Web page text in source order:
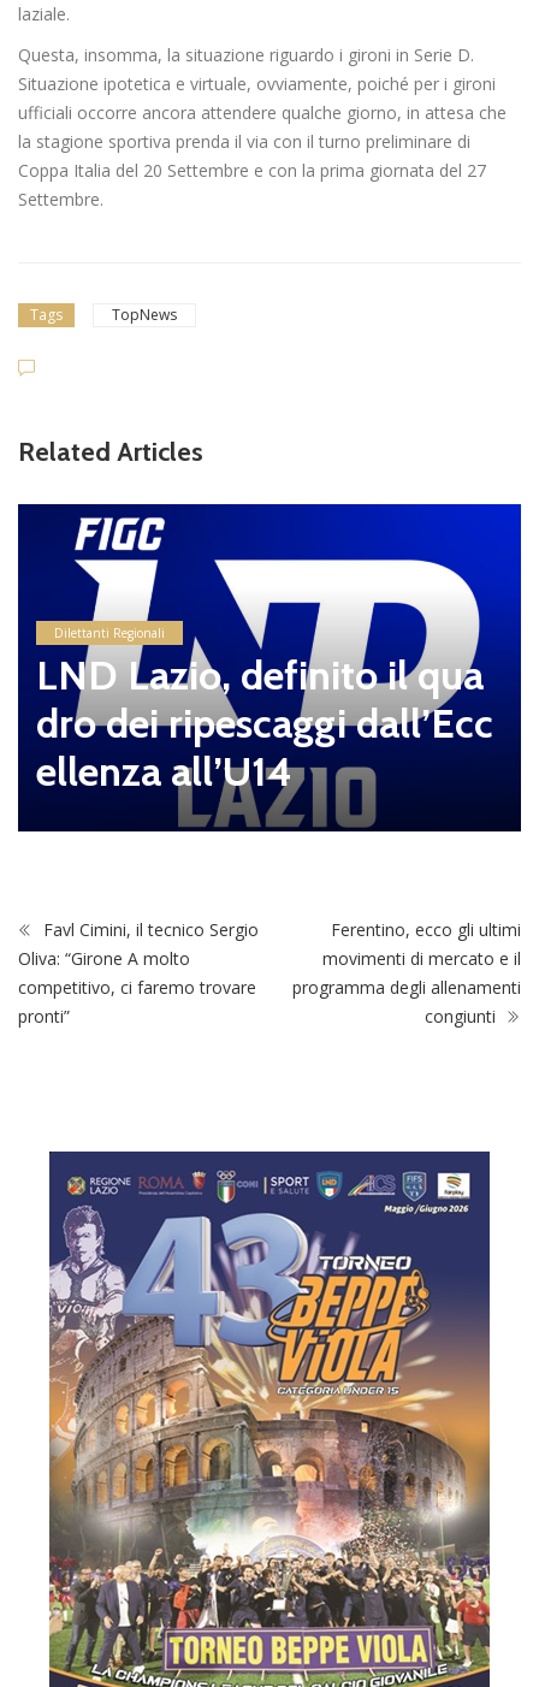
laziale.
Questa, insomma, la situazione riguardo i gironi in Serie D.
Situazione ipotetica e virtuale, ovviamente, poiché per i gironi
ufficiali occorre ancora attendere qualche giorno, in attesa che
la stagione sportiva prenda il via con il turno preliminare di
Coppa Italia del 20 Settembre e con la prima giornata del 27
Settembre.
Tags TopNews
Related Articles
Dilettanti Regionali
LND Lazio, definito il qua
dro dei ripescaggi dall’Ecc
ellenza all’U14
Favl Cimini, il tecnico Sergio
Oliva: “Girone A molto
competitivo, ci faremo trovare
pronti”
Ferentino, ecco gli ultimi
movimenti di mercato e il
programma degli allenamenti
congiunti